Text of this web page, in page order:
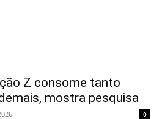
Z consome tanto
mostra pesquisa
0